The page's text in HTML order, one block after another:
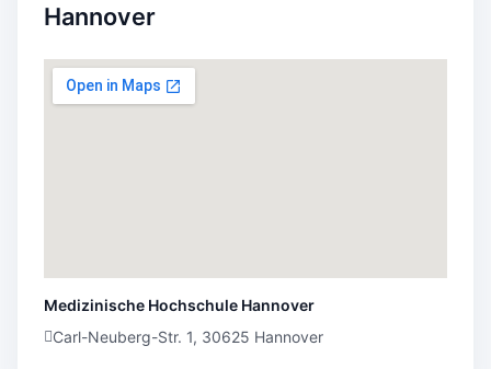
Hannover
Medizinische Hochschule Hannover
Carl-Neuberg-Str. 1, 30625 Hannover